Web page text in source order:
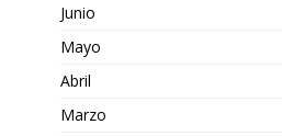
Junio
Mayo
Abril
Marzo